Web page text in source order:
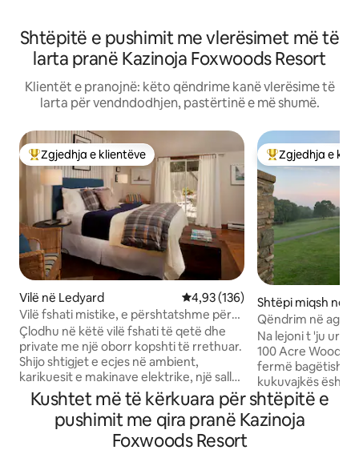
Shtëpitë e pushimit me vlerësimet më të
larta pranë Kazinoja Foxwoods Resort
Klientët e pranojnë: këto qëndrime kanë vlerësime të
larta për vendndodhjen, pastërtinë e më shumë.
Më të mirat e zgjedhjeve të klientëve
Zgjedhja e klientëve
Vilë në Ledyard Vlerësimi mesatar 4,93 nga 5,
4,93 (136)
Vilë fshati mistike, e përshtatshme për
kafshë shtëpiake me shtigje për ecje
Çlodhu në këtë vilë fshati të qetë dhe
private me një oborr kopshti të rrethuar.
Shijo shtigjet e ecjes në ambient,
karikuesit e makinave elektrike, një sallë
pritjeje në natyrë, hamakë, firepit, lojëra
lëndine dhe një skarë me gaz. Qëndrimi
yt përfshin mëngjeset organike dhe
shërbimet ekologjike. Vetëm 6 milje nga
Më të mirat e
Zgjedhja e
Shtëpi miqsh në
ington
Qëndrim në
Country" në 100
Na lejoni t 'ju
100 Acre Wood,
fermë bagëtish
kukuvajkës është
elegante miqsh e
pemëve dhe
180°. Dyqani ynë
Kushtet më të kërkuara për shtëpitë e
pushimit me qira pranë Kazinoja
Foxwoods Resort